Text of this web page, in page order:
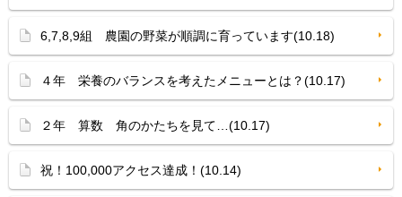
6,7,8,9組 農園の野菜が順調に育っています(10.18)
４年 栄養のバランスを考えたメニューとは？(10.17)
２年 算数 角のかたちを見て…(10.17)
祝！100,000アクセス達成！(10.14)